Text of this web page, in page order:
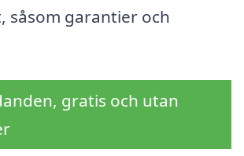
såsom garantier och
gratis och utan